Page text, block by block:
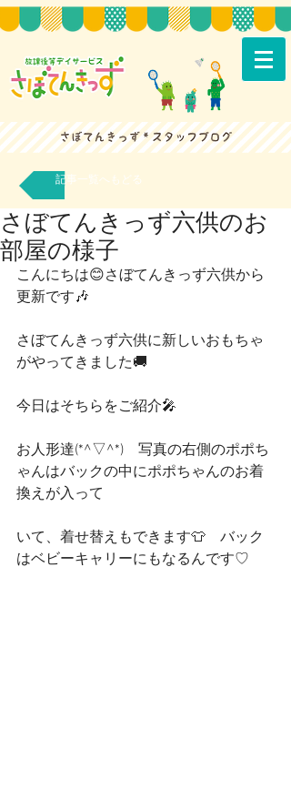
記事一覧へもどる
さぼてんきっず六供のお
部屋の様子
こんにちは😊さぼてんきっず六供から
更新です🎶
さぼてんきっず六供に新しいおもちゃ
がやってきました🚚
今日はそちらをご紹介🎤
お人形達(*^▽^*)　写真の右側のポポち
ゃんはバックの中にポポちゃんのお着
換えが入って
いて、着せ替えもできます👕　バック
はベビーキャリーにもなるんです♡